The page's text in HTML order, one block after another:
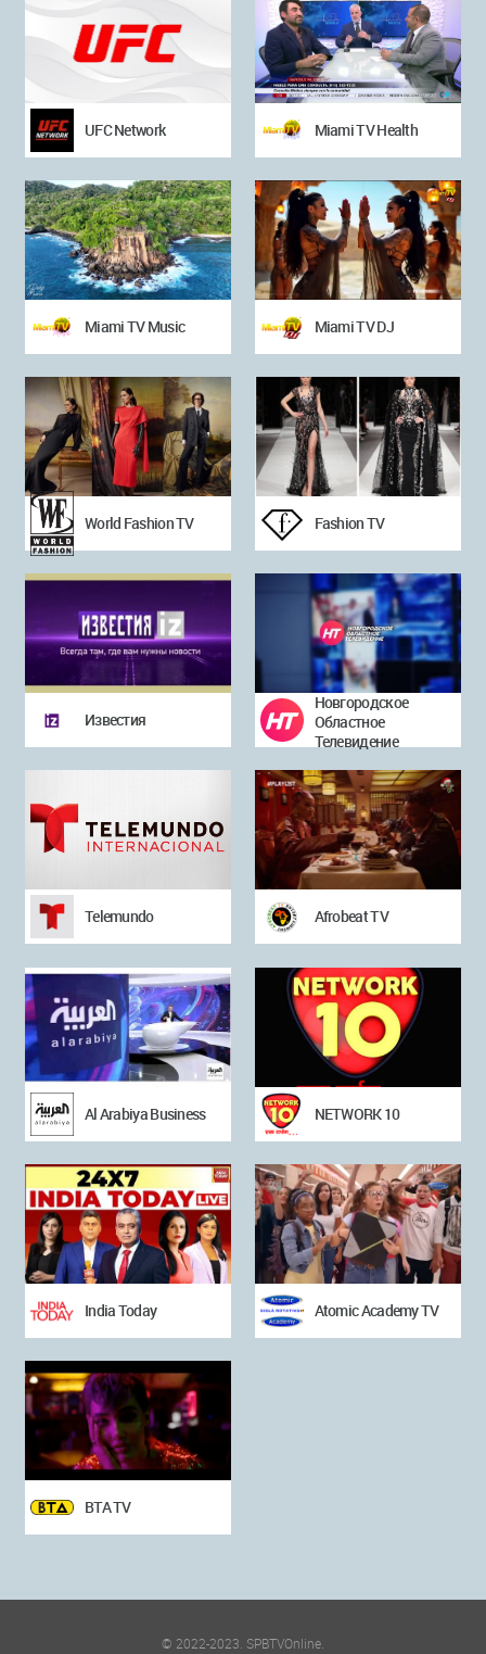
UFC Network Miami TV Health
Miami TV Music Miami TV DJ
World Fashion TV Fashion TV
Известия
Новгородское
Областное
Телевидение
Telemundo Afrobeat TV
Al Arabiya Business NETWORK 10
India Today Atomic Academy TV
BTA TV
© 2022-2023. SPBTVOnline.